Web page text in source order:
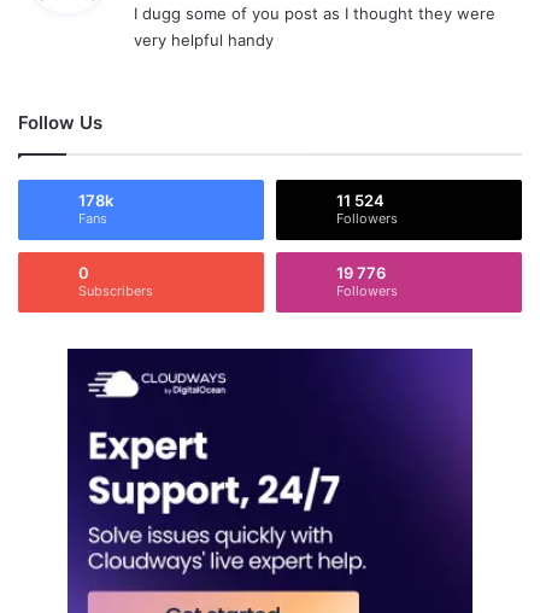
I dugg some of you post as I thought they were
very helpful handy
Follow Us
178k
Fans
11 524
Followers
0
Subscribers
19 776
Followers